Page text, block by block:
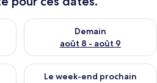
soir août 7 - août 8
Demain
août 8 - août 9
Vérifier la disponibilité pour
week-end août 7 - août 9
Le week-end prochain
Vérifier la disponibilité pour